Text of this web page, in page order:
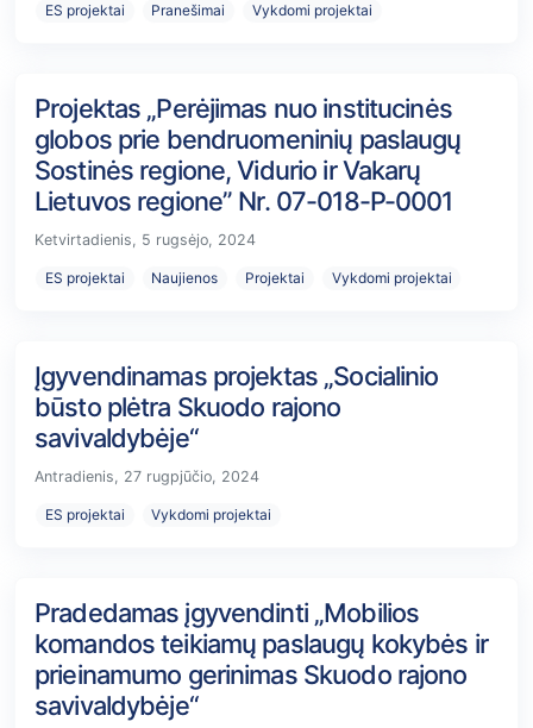
ES projektai Pranešimai Vykdomi projektai
Projektas „Perėjimas nuo institucinės
globos prie bendruomeninių paslaugų
Sostinės regione, Vidurio ir Vakarų
Lietuvos regione” Nr. 07-018-P-0001
Ketvirtadienis, 5 rugsėjo, 2024
ES projektai Naujienos Projektai Vykdomi projektai
Įgyvendinamas projektas „Socialinio
būsto plėtra Skuodo rajono
savivaldybėje“
Antradienis, 27 rugpjūčio, 2024
ES projektai Vykdomi projektai
Pradedamas įgyvendinti „Mobilios
komandos teikiamų paslaugų kokybės ir
prieinamumo gerinimas Skuodo rajono
savivaldybėje“